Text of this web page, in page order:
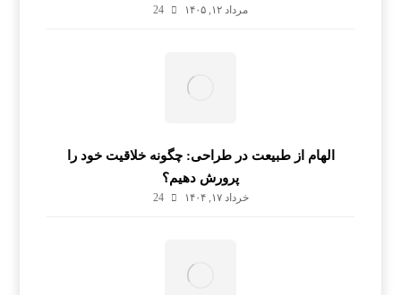
مرداد ۱۲, ۱۴۰۵ 24
الهام از طبیعت در طراحی: چگونه خلاقیت خود را
پرورش دهیم؟
خرداد ۱۷, ۱۴۰۴ 24